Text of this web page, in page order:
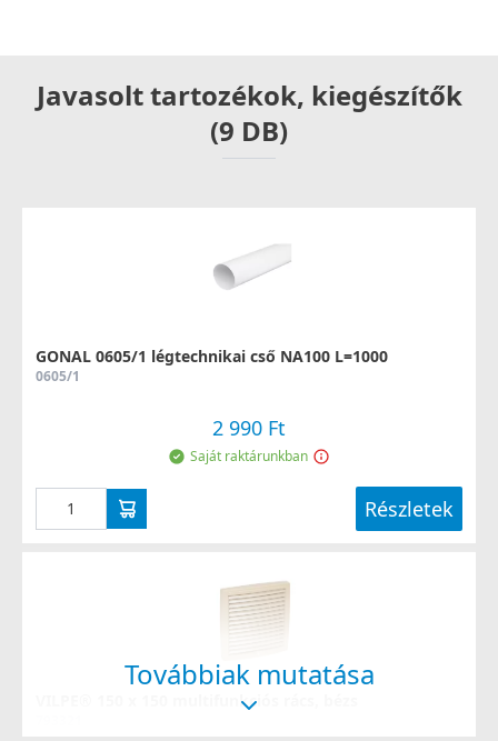
Javasolt tartozékok, kiegészítők
(9 DB)
GONAL 0605/1 légtechnikai cső NA100 L=1000
0605/1
2 990 Ft
Saját raktárunkban
Részletek
VILPE® 150 x 150 multifunkciós rács, bézs
Továbbiak mutatása